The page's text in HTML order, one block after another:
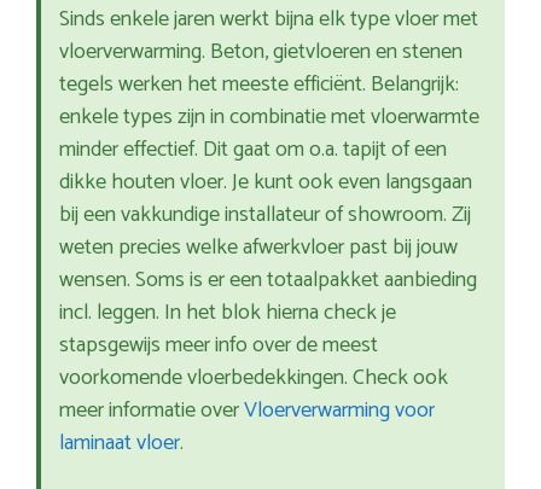
Sinds enkele jaren werkt bijna elk type vloer met
vloerverwarming. Beton, gietvloeren en stenen
tegels werken het meeste efficiënt. Belangrijk:
enkele types zijn in combinatie met vloerwarmte
minder effectief. Dit gaat om o.a. tapijt of een
dikke houten vloer. Je kunt ook even langsgaan
bij een vakkundige installateur of showroom. Zij
weten precies welke afwerkvloer past bij jouw
wensen. Soms is er een totaalpakket aanbieding
incl. leggen. In het blok hierna check je
stapsgewijs meer info over de meest
voorkomende vloerbedekkingen. Check ook
meer informatie overVloerverwarming voor
laminaat vloer.